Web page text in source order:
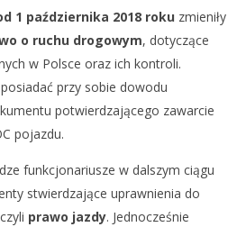
1 października 2018 roku zmieniły
o ruchu drogowym, dotyczące
w Polsce oraz ich kontroli.
przy sobie dowodu
potwierdzającego zawarcie
pojazdu.
funkcjonariusze w dalszym ciągu
stwierdzające uprawnienia do
prawo jazdy. Jednocześnie